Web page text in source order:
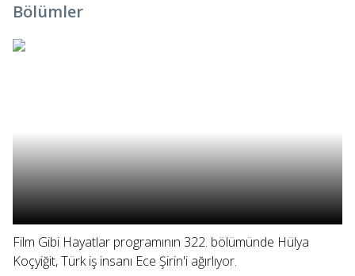
Bölümler
Film Gibi Hayatlar programının 322. bölümünde Hülya
Koçyiğit, Türk iş insanı Ece Şirin'i ağırlıyor.